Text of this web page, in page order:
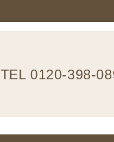
TEL 0120-398-